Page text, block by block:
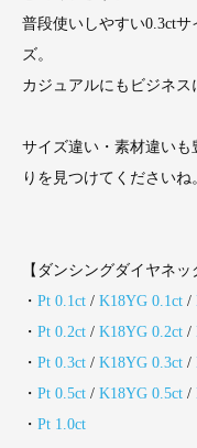
普段使いしやすい0.3ct
ズ。
カジュアルにもビジネス
サイズ違い・素材違い
りを見つけてくださいね
【ダンシングダイヤネ
・ Pt 0.1ct / K18YG 0.1ct /
・ Pt 0.2ct / K18YG 0.2ct /
・ Pt 0.3ct / K18YG 0.3ct /
・ Pt 0.5ct / K18YG 0.5ct /
・ Pt 1.0ct